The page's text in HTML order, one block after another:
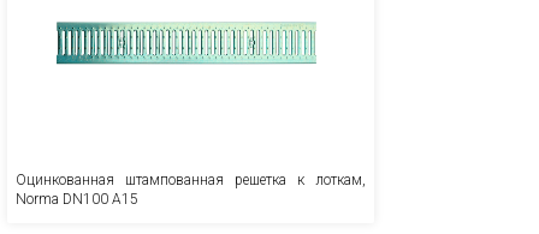
Оцинкованная штампованная решетка к лоткам,
Norma DN100 А15